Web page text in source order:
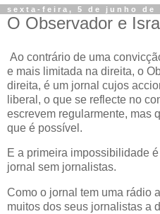
sexta-feira, 5 de junho de
O Observador e
Ao contrário de uma
e mais limitada na direita, o
direita, é um jornal cujos
liberal, o que se reflecte no
escrevem regularmente, mas
que é possível.
E a primeira impossibilidade
jornal sem jornalistas.
Como o jornal tem uma rádio
muitos dos seus jornalistas a